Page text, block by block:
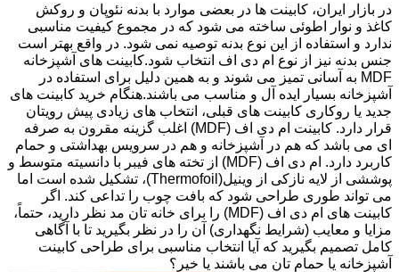
در بازار ایران، کابینت ها در بعضی موارد با بدنه نئوپان و روکش
کاغذ و نوار اطوئی ساخته می شود که در مجموع کیفیت مناسبی
ندارد و استفاده از این نوع بدنه توصیه نمی شود. در واقع بهتر است
جنس بدنه نیز از نوع ام دی اف انتخاب شود.کابینت های آشپزخانه
MDF به آسانی تمیز می شوند و به همین دلیل برای استفاده در
آشپزخانه بسیار ایده آل و مناسب می باشند.هنگام خرید کابینت های
جدید یا روکاری کابینت های قبلی، انتخاب های زیادی پیش رویتان
قرار دارد. کابینت ام دی اف (MDF) اغلب گزینه مقرون به صرفه
ای می باشد که هم در آشپزخانه و هم در سرویس بهداشتی و حمام
کاربرد دارد. ام دی اف (MDF) از تخته های فیبر با دانسیته متوسط و
پوششی از لایه نازکی از وینیل(Thermofoil)، تشکیل شده است اما
می تواند طوری طراحی شود که بافت چوب را تداعی کند. اگر
کابینت های ام دی اف (MDF) را برای خانه تان مد نظر دارید، حتماً،
مزایا و معایب (شرایط نگهداری) آن را در نظر بگیرید تا با آگاهی
کامل تصمیم بگیرید که آیا انتخاب مناسبی برای طراحی کابینت
آشپزخانه یا حمام تان می باشند یا خیر؟